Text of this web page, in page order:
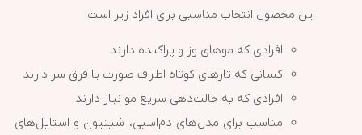
این محصول انتخاب مناسبی برای افراد زیر است:
افرادی که موهای وز و پراکنده دارند
کسانی که تارهای کوتاه اطراف صورت یا فرق سر دارند
افرادی که به حالت‌دهی سریع مو نیاز دارند
مناسب برای مدل‌های دم‌اسبی، شینیون و استایل‌های